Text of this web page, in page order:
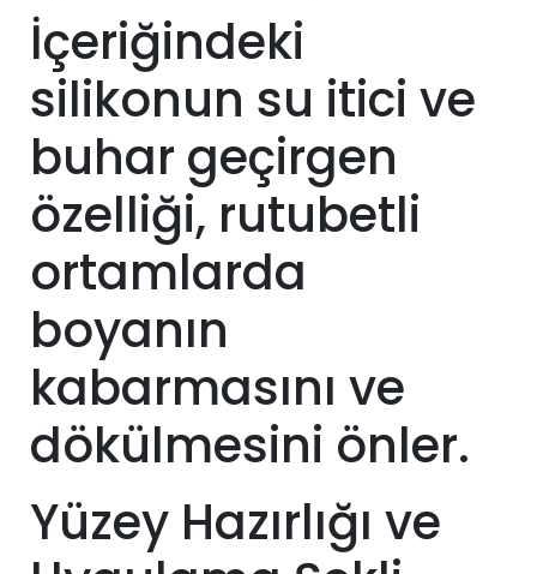
İçeriğindeki
silikonun su itici ve
buhar geçirgen
özelliği, rutubetli
ortamlarda
boyanın
kabarmasını ve
dökülmesini önler.
Yüzey Hazırlığı ve